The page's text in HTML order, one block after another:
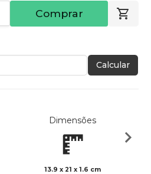
Comprar
Calcular
Dimensões
13.9 x 21 x 1.6 cm